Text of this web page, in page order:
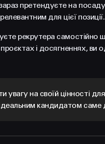
претендуєте на
для цієї позиції.
рекрутера
і досягненнях, ви
на своїй цінності для
кандидатом саме